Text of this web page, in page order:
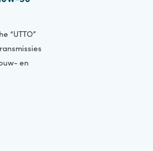
10W-30
“UTTO”
in transmissies
en